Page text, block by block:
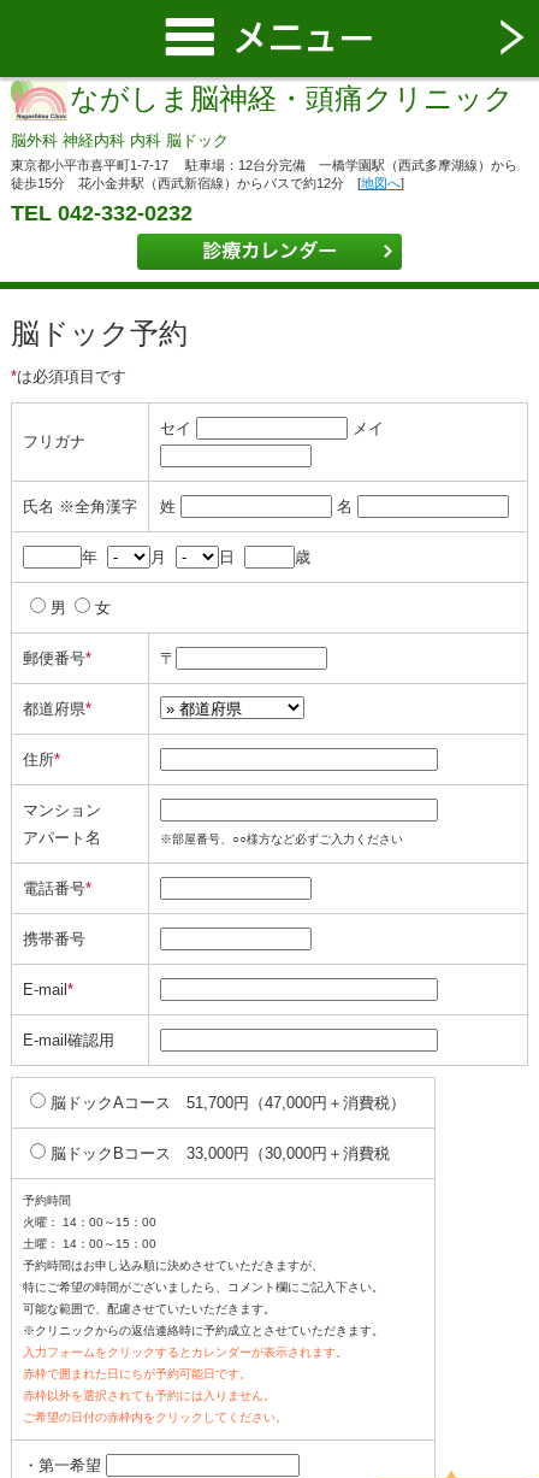
ながしま脳神経・頭痛クリニック
脳外科 神経内科 内科 脳ドック
東京都小平市喜平町1-7-17 駐車場：12台分完備 一橋学園駅（西武多摩湖線）から
徒歩15分 花小金井駅（西武新宿線）からバスで約12分 [地図へ]
TEL 042-332-0232
脳ドック予約
*は必須項目です
フリガナ
セイ メイ
氏名 ※全角漢字 姓 名
年 月 日 歳
男 女
郵便番号* 〒
都道府県*
住所*
マンション
アパート名
※部屋番号、○○様方など必ずご入力ください
電話番号*
携帯番号
E-mail *
E-mail確認用
脳ドックAコース 51,700円（47,000円＋消費税）
脳ドックBコース 33,000円（30,000円＋消費税
予約時間
火曜： 14：00～15：00
土曜： 14：00～15：00
予約時間はお申し込み順に決めさせていただきますが、
特にご希望の時間がございましたら、コメント欄にご記入下さい。
可能な範囲で、配慮させていたいただきます。
※クリニックからの返信連絡時に予約成立とさせていただきます。
入力フォームをクリックするとカレンダーが表示されます。
赤枠で囲まれた日にちが予約可能日です。
赤枠以外を選択されても予約には入りません。
ご希望の日付の赤枠内をクリックしてください。
・第一希望